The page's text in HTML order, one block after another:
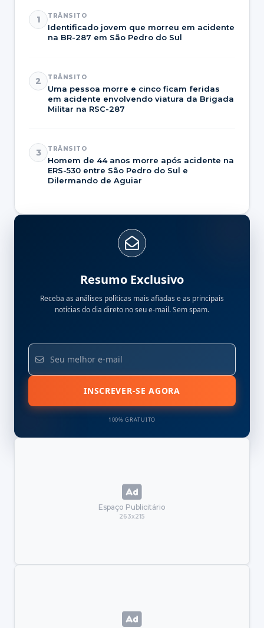
1 TRÂNSITO
Identificado jovem que morreu em acidente
na BR-287 em São Pedro do Sul
2 TRÂNSITO
Uma pessoa morre e cinco ficam feridas
em acidente envolvendo viatura da Brigada
Militar na RSC-287
3 TRÂNSITO
Homem de 44 anos morre após acidente na
ERS-530 entre São Pedro do Sul e
Dilermando de Aguiar
Resumo Exclusivo
Receba as análises políticas mais afiadas e as principais
notícias do dia direto no seu e-mail. Sem spam.
INSCREVER-SE AGORA
100% GRATUITO
Espaço Publicitário
263x215